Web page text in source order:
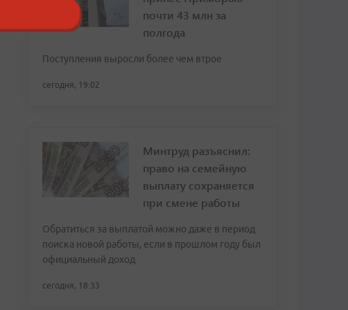
почти 43 млн за
полгода
Поступления выросли более чем втрое
сегодня, 19:02
Минтруд разъяснил:
право на семейную
выплату сохраняется
при смене работы
Обратиться за выплатой можно даже в период
поиска новой работы, если в прошлом году был
официальный доход
сегодня, 18:33